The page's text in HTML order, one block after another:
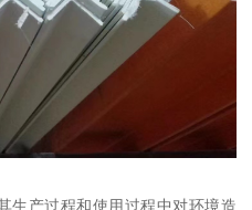
生产过程和使用过程中对环境造